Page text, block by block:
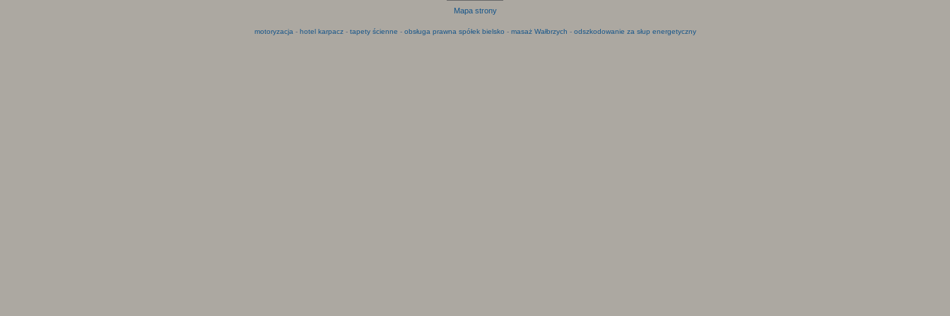
Mapa strony
motoryzacja - hotel karpacz- tapety ścienne - obsługa prawna spółek bielsko - masaż Wałbrzych - odszkodowanie za słup energetyczny